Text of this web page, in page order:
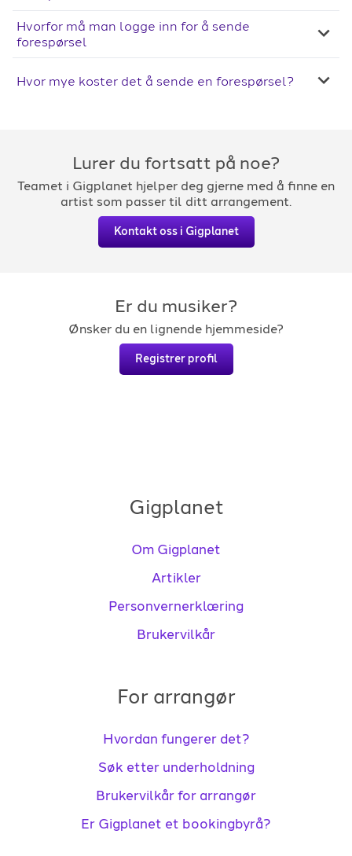
Hvorfor må man logge inn for å sende
forespørsel
Hvor mye koster det å sende en forespørsel?
Lurer du fortsatt på noe?
Teamet i Gigplanet hjelper deg gjerne med å finne en
artist som passer til ditt arrangement.
Kontakt oss i Gigplanet
Er du musiker?
Ønsker du en lignende hjemmeside?
Registrer profil
Gigplanet
Om Gigplanet
Artikler
Personvernerklæring
Brukervilkår
For arrangør
Hvordan fungerer det?
Søk etter underholdning
Brukervilkår for arrangør
Er Gigplanet et bookingbyrå?